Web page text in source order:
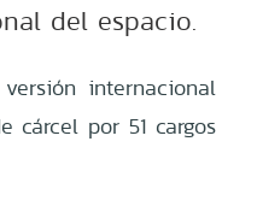
del espacio.
internacional
cárcel por 51 cargos